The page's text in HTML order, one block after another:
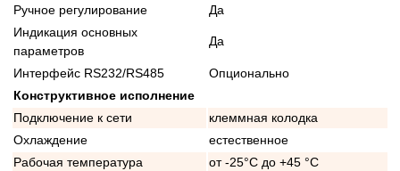
Ручное регулирование
Да
Индикация основных
параметров
Да
Интерфейс RS232/RS485
Опционально
Конструктивное исполнение
Подключение к сети
клеммная колодка
Охлаждение
естественное
Рабочая температура
от -25°C до +45 °C